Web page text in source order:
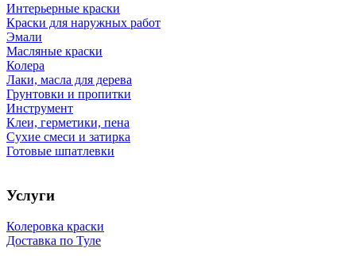
Интерьерные краски
Краски для наружных работ
Эмали
Масляные краски
Колера
Лаки, масла для дерева
Грунтовки и пропитки
Инструмент
Клеи, герметики, пена
Сухие смеси и затирка
Готовые шпатлевки
Услуги
Колеровка краски
Доставка по Туле